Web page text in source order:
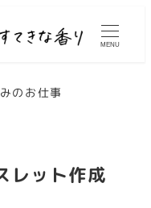
MENU
のお仕事
レット作成